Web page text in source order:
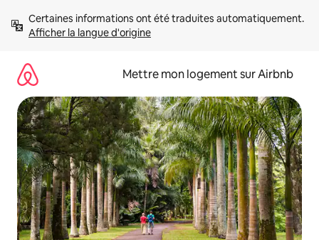
directement
Afficher la langue d'origine
Mettre mon logement sur Airbnb